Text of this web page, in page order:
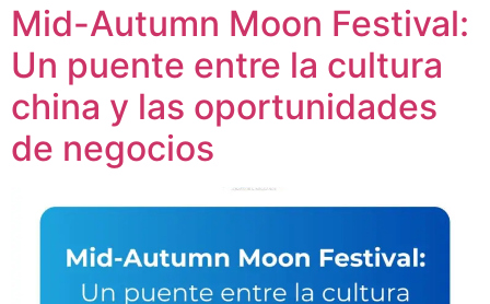
Mid-Autumn Moon Festival:
Un puente entre la cultura
china y las oportunidades
de negocios